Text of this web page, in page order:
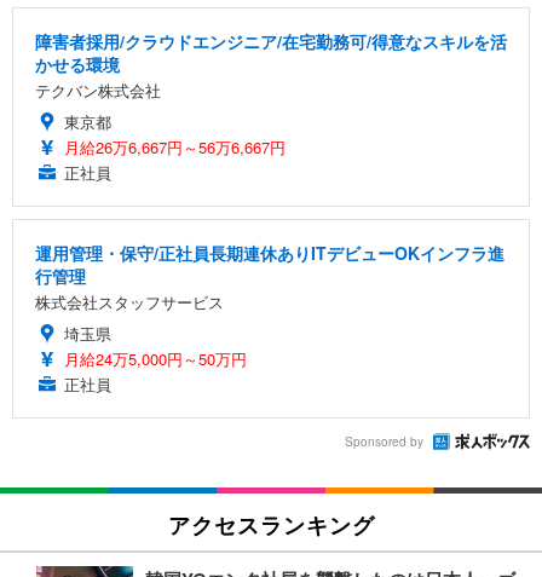
障害者採用/クラウドエンジニア/在宅勤務可/得意なスキルを活
かせる環境
テクバン株式会社
東京都
月給26万6,667円～56万6,667円
正社員
運用管理・保守/正社員長期連休ありITデビューOKインフラ進
行管理
株式会社スタッフサービス
埼玉県
月給24万5,000円～50万円
正社員
Sponsored by
アクセスランキング